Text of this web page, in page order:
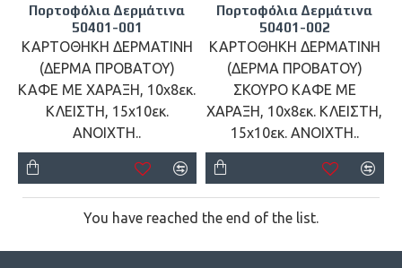
Πορτοφόλια Δερμάτινα
50401-001
ΚΑΡΤΟΘΗΚΗ ΔΕΡΜΑΤΙΝΗ
(ΔΕΡΜΑ ΠΡΟΒΑΤΟΥ)
ΚΑΦΕ ΜΕ ΧΑΡΑΞΗ, 10x8εκ.
ΚΛΕΙΣΤΗ, 15x10εκ.
ΑΝΟΙΧΤΗ..
Πορτοφόλια Δερμάτινα
50401-002
ΚΑΡΤΟΘΗΚΗ ΔΕΡΜΑΤΙΝΗ
(ΔΕΡΜΑ ΠΡΟΒΑΤΟΥ)
ΣΚΟΥΡΟ ΚΑΦΕ ΜΕ
ΧΑΡΑΞΗ, 10x8εκ. ΚΛΕΙΣΤΗ,
15x10εκ. ΑΝΟΙΧΤΗ..
You have reached the end of the list.